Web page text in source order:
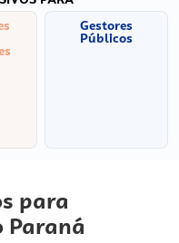
Gestores
Públicos
para
Paraná